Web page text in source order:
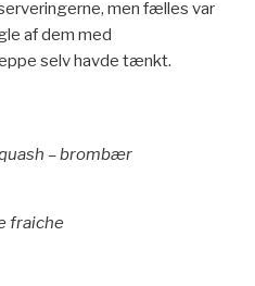
men fælles var
af dem med
selv havde tænkt.
– brombær
fraiche